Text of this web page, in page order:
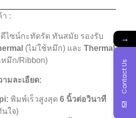
า :
ดีไซน์กะทัดรัด ทันสมัย รองรับ
(ไม่ใช้หมึก) และ Thermal
หมึก/Ribbon)
มละเอียด:
พิมพ์เร็วสูงสุด 6 นิ้วต่อวินาที
นใจ)
→
Contact Us